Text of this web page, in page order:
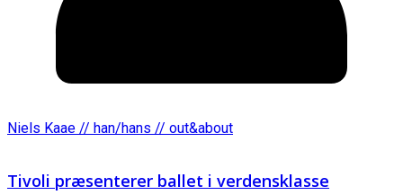
Niels Kaae // han/hans // out&about
Tivoli præsenterer ballet i verdensklasse